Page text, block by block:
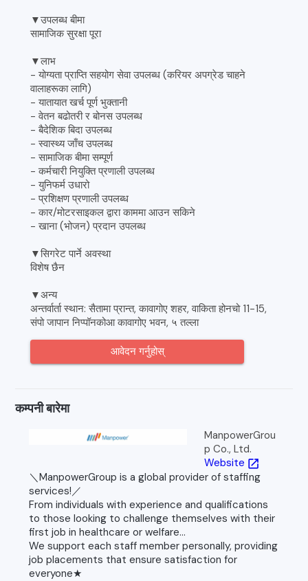
▼उपलब्ध बीमा
सामाजिक सुरक्षा पूरा
▼लाभ
- योग्यता प्राप्ति सहयोग सेवा उपलब्ध (करियर अपग्रेड चाहने
वालाहरूका लागि)
- यातायात खर्च पूर्ण भुक्तानी
- वेतन बढोतरी र बोनस उपलब्ध
- बैदेशिक बिदा उपलब्ध
- स्वास्थ्य जाँच उपलब्ध
- सामाजिक बीमा सम्पूर्ण
- कर्मचारी नियुक्ति प्रणाली उपलब्ध
- युनिफर्म उधारो
- प्रशिक्षण प्रणाली उपलब्ध
- कार/मोटरसाइकल द्वारा काममा आउन सकिने
- खाना (भोजन) प्रदान उपलब्ध
▼सिगरेट पार्ने अवस्था
विशेष छैन
▼अन्य
अन्तर्वार्ता स्थान: सैतामा प्रान्त, कावागोए शहर, वाकिता होनचो 11-15,
संपो जापान निप्पॉनकोआ कावागोए भवन, ५ तल्ला
आवेदन गर्नुहोस्
कम्पनी बारेमा
ManpowerGrou
p Co., Ltd.
Website open_in_new
＼ManpowerGroup is a global provider of staffing
services!／
From individuals with experience and qualifications
to those looking to challenge themselves with their
first job in healthcare or welfare...
We support each staff member personally, providing
job placements that ensure satisfaction for
everyone★